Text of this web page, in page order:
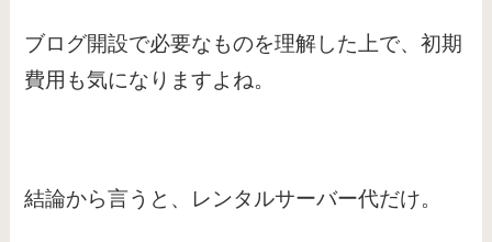
ブログ開設で必要なものを理解した上で、初期
費用も気になりますよね。
結論から言うと、レンタルサーバー代だけ。